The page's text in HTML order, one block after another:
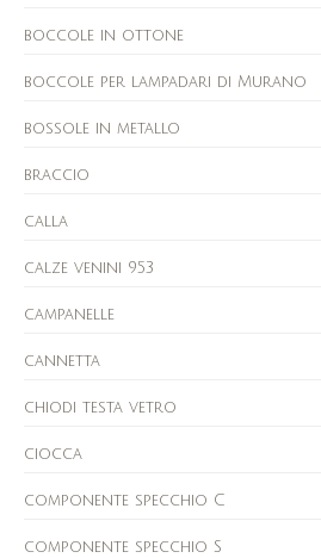
boccole in ottone
boccole per lampadari di Murano
bossole in metallo
braccio
calla
calze venini 953
campanelle
cannetta
chiodi testa vetro
ciocca
componente specchio C
componente specchio S